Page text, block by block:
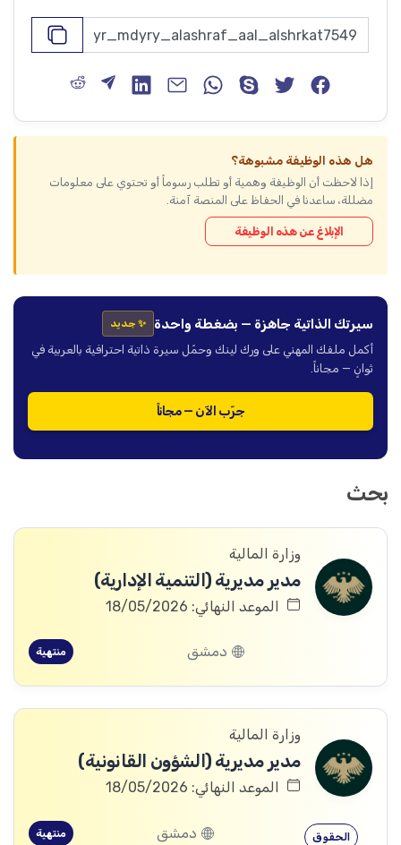
هل هذه الوظيفة مشبوهة؟
إذا لاحظت أن الوظيفة وهمية أو تطلب رسوماً أو تحتوي على معلومات
مضللة، ساعدنا في الحفاظ على المنصة آمنة.
الإبلاغ عن هذه الوظيفة
سيرتك الذاتية جاهزة — بضغطة واحدة ✨ جديد
أكمل ملفك المهني على ورك لينك وحمّل سيرة ذاتية احترافية بالعربية في
ثوانٍ — مجاناً.
جرّب الآن — مجاناً
بحث
وزارة المالية
مدير مديرية (التنمية الإدارية)
الموعد النهائي: 18/05/2026
دمشق منتهية
وزارة المالية
مدير مديرية (الشؤون القانونية)
الموعد النهائي: 18/05/2026
الحقوق دمشق منتهية